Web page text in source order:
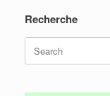
Recherche
Search
for: